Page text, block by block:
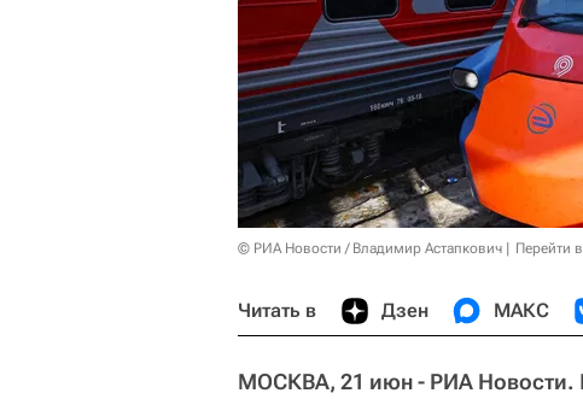
© РИА Новости / Владимир Астапкович Перейти
Читать в Дзен МАКС
МОСКВА, 21 июн - РИА Новости.